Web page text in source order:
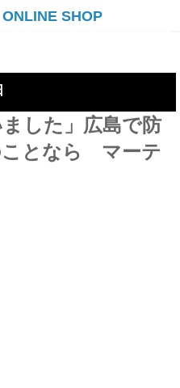
ONLINE SHOP
ました」広島で防
ことなら マーテ